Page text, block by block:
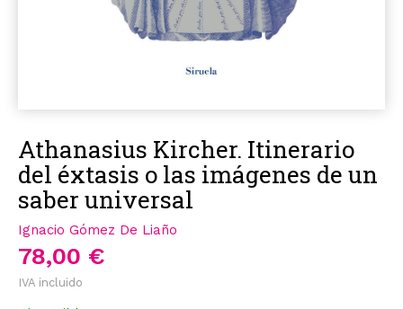
Athanasius Kircher. Itinerario
del éxtasis o las imágenes de un
saber universal
Ignacio Gómez De Liaño
78,00 €
IVA incluido